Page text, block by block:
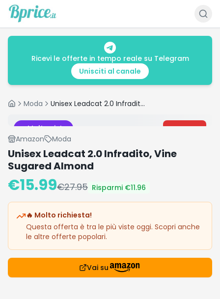
Ricevi le offerte in tempo reale su Telegram
Unisciti al canale
HomeModa Unisex Leadcat 2.0 Infradito, Vine Sugared Almond
Molto visto
Amazon Moda
Unisex Leadcat 2.0 Infradito, Vine
Sugared Almond
€15.99€27.95 Risparmi €11.96
🔥 Molto richiesta!
Questa offerta è tra le più viste oggi. Scopri anche
le altre offerte popolari.
Vai su